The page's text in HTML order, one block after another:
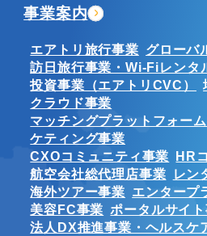
事業案内
エアトリ旅行事業 グローバ
訪日旅行事業・Wi-Fiレンタ
投資事業（エアトリCVC）
クラウド事業
マッチングプラットフォー
ケティング事業
CXOコミュニティ事業 HR
航空会社総代理店事業
レン
海外ツアー事業 エンタープ
美容FC事業 ポータルサイ
法人DX推進事業・ヘルスケ